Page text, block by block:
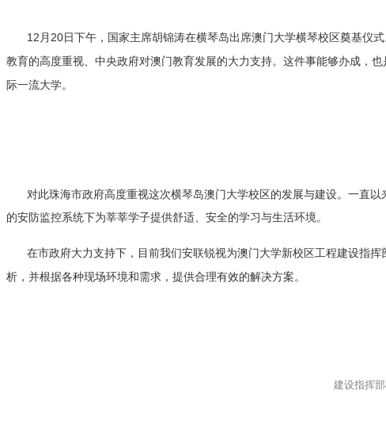
12月20日下午，国家主席胡锦涛在横琴岛出席澳门大学横琴校区奠基仪
教育的高度重视、中央政府对澳门教育发展的大力支持。这件事能够办成，
际一流大学。
对此珠海市政府高度重视这次横琴岛澳门大学校区的发展与建设。一直
的安防监控系统下为莘莘学子提供舒适、安全的学习与生活环境。
在市政府大力支持下，目前我们安联锐视为澳门大学新校区工程建设指
析，并根据各种现场环境和需求，提供合理有效的解决方案。
建设指挥